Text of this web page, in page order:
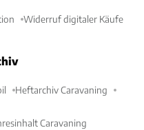
Widerruf digitaler Käufe
Heftarchiv Caravaning
Caravaning